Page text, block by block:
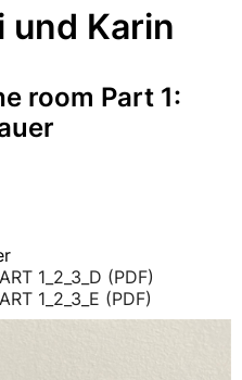
und Karin
room Part 1:
1_2_3_D (PDF)
1_2_3_E (PDF)